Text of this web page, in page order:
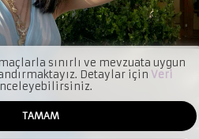
sınırlı ve mevzuata uygun
Detaylar için Veri
TAMAM